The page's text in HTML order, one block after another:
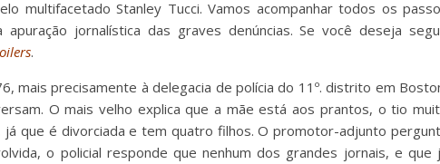
multifacetado Stanley Tucci. Vamos acompanhar todos os
jornalística das graves denúncias. Se você deseja
.
mais precisamente à delegacia de polícia do 11º. distrito em
O mais velho explica que a mãe está aos prantos, o tio
que é divorciada e tem quatro filhos. O promotor-adjunto
o policial responde que nenhum dos grandes jornais, e que